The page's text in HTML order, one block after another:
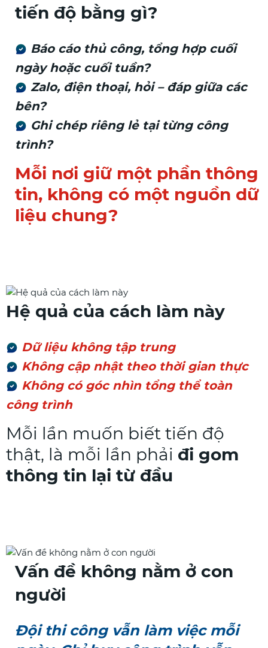
tiến độ bằng gì?
Báo cáo thủ công, tổng hợp cuối
ngày hoặc cuối tuần?
Zalo, điện thoại, hỏi – đáp giữa các
bên?
Ghi chép riêng lẻ tại từng công
trình?
Mỗi nơi giữ một phần thông
tin, không có một nguồn dữ
liệu chung?
Hệ quả của cách làm này
Dữ liệu không tập trung
Không cập nhật theo thời gian thực
Không có góc nhìn tổng thể toàn
công trình
Mỗi lần muốn biết tiến độ
thật, là mỗi lần phải đi gom
thông tin lại từ đầu
Vấn đề không nằm ở con
người
Đội thi công vẫn làm việc mỗi